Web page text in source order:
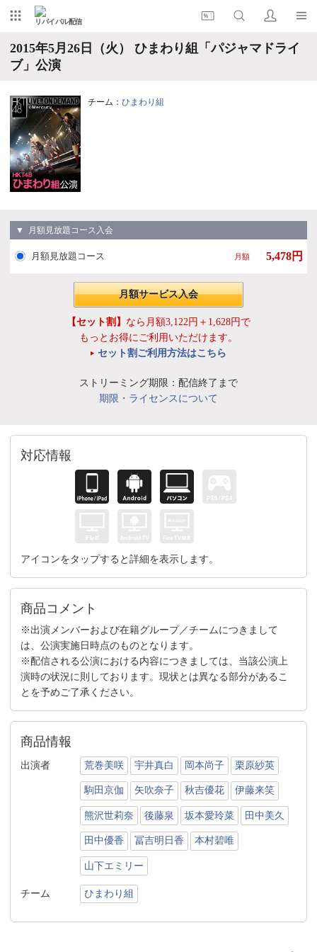
リバイバル配信
2015年5月26日（火） ひまわり組「パジャマドライ
ブ」公演
チーム： ひまわり組
▼ 月額見放題コース入会
月額見放題コース 月額 5,478円
月額サービス入会
【セット割】 なら月額3,122円＋1,628円で
もっとお得にご利用いただけます。
セット割ご利用方法はこちら
ストリーミング期限：配信終了まで
期限・ライセンスについて
対応情報
アイコンをタップすると詳細を表示します。
商品コメント
※出演メンバーおよび在籍グループ／チームにつきまして
は、公演実施日時点のものとなります。
※配信される公演における内容につきましては、当該公演上
演時の状況に則しております。現状とは異なる部分があるこ
とを予めご了承ください。
商品情報
出演者 荒巻美咲 宇井真白 岡本尚子 栗原紗英
駒田京伽 矢吹奈子 秋吉優花 伊藤来笑
熊沢世莉奈 後藤泉 坂本愛玲菜 田中美久
田中優香 冨吉明日香 本村碧唯
山下エミリー
チーム ひまわり組